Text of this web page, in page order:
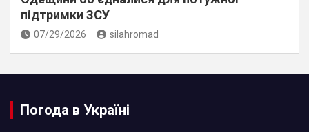
підтримки ЗСУ
07/29/2026 silahromad
Погода в Україні